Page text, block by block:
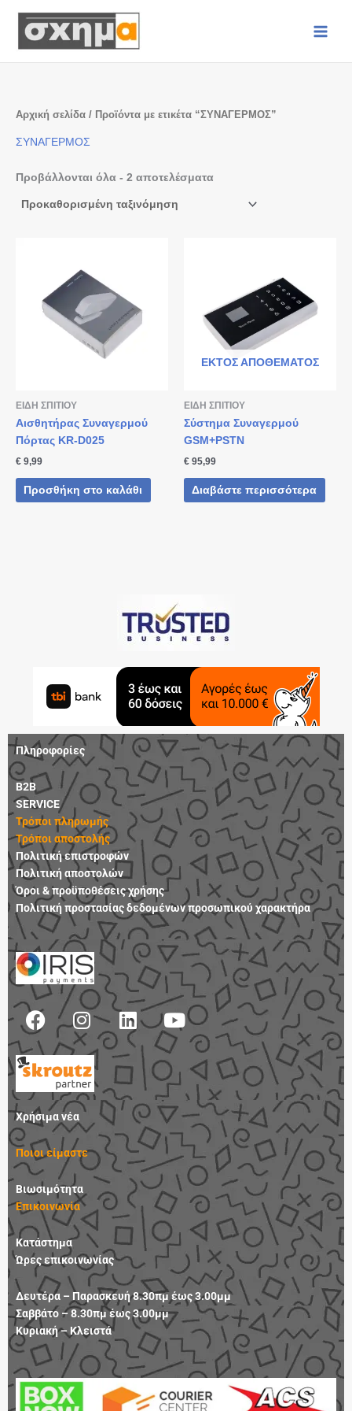
περιεχόμενο
Αρχική σελίδα / Προϊόντα με ετικέτα “ΣΥΝΑΓΕΡΜΟΣ”
ΣΥΝΑΓΕΡΜΟΣ
Προβάλλονται όλα - 2 αποτελέσματα
ΕΙΔΗ ΣΠΙΤΙΟΥ
Αισθητήρας Συναγερμού
Πόρτας KR-D025
€ 9,99
Προσθήκη στο καλάθι
ΕΚΤΌΣ ΑΠΟΘΈΜΑΤΟΣ
ΕΙΔΗ ΣΠΙΤΙΟΥ
Σύστημα Συναγερμού
GSM+PSTN
€ 95,99
Διαβάστε περισσότερα
Πληροφορίες
B2B
SERVICE
Τρόποι πληρωμής
Τρόποι αποστολής
Πολιτική επιστροφών
Πολιτική αποστολών
Όροι & προϋποθέσεις χρήσης
Πολιτική προστασίας δεδομένων προσωπικού χαρακτήρα
F
a
c
e
b
o
o
k
I
n
s
t
a
g
r
a
m
L
i
n
k
e
d
n
Y
o
u
t
u
b
e
Χρήσιμα νέα
Ποιοι είμαστε
Βιωσιμότητα
Επικοινωνία
Κατάστημα
Ώρες επικοινωνίας
Δευτέρα – Παρασκευή 8.30πμ έως 3.00μμ
Σαββάτο – 8.30πμ έως 3.00μμ
Κυριακή – Κλειστά